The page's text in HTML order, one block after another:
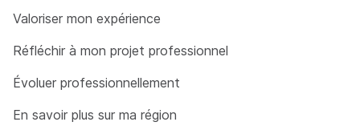
Valoriser mon expérience
Réfléchir à mon projet professionnel
Évoluer professionnellement
En savoir plus sur ma région